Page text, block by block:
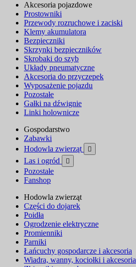
Akcesoria pojazdowe
Prostowniki
Przewody rozruchowe i zaciski
Klemy akumulatora
Bezpieczniki
Skrzynki bezpieczników
Skrobaki do szyb
Układy pneumatyczne
Akcesoria do przyczepek
Wyposażenie pojazdu
Pozostałe
Gałki na dźwignie
Linki holownicze
Gospodarstwo
Zabawki
Hodowla zwierząt

Las i ogród 
Pozostałe
Fanshop
Hodowla zwierząt
Części do dojarek
Poidła
Ogrodzenie elektryczne
Promienniki
Parniki
Łańcuchy gospodarcze i akcesoria
Wiadra, wanny, kociołki i akcesoria